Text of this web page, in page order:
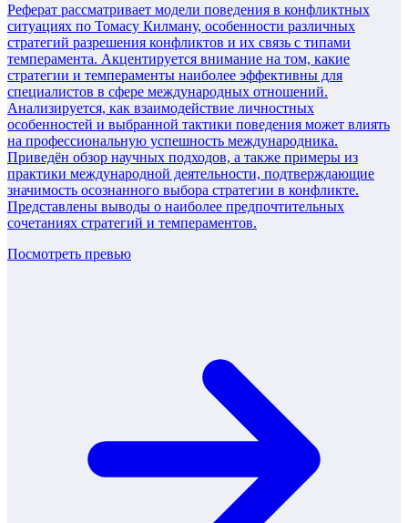
Реферат рассматривает модели поведения в конфликтных
ситуациях по Томасу Килману, особенности различных
стратегий разрешения конфликтов и их связь с типами
темперамента. Акцентируется внимание на том, какие
стратегии и темпераменты наиболее эффективны для
специалистов в сфере международных отношений.
Анализируется, как взаимодействие личностных
особенностей и выбранной тактики поведения может влиять
на профессиональную успешность международника.
Приведён обзор научных подходов, а также примеры из
практики международной деятельности, подтверждающие
значимость осознанного выбора стратегии в конфликте.
Представлены выводы о наиболее предпочтительных
сочетаниях стратегий и темпераментов.
Посмотреть превью